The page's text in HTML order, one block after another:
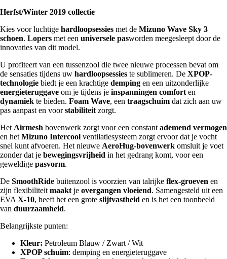
Herfst/Winter 2019 collectie
Kies voor luchtige hardloopsessies met de Mizuno Wave Sky 3
schoen. Lopers met een universele pasworden meegesleept door de
innovaties van dit model.
U profiteert van een tussenzool die twee nieuwe processen bevat om
de sensaties tijdens uw hardloopsessies te sublimeren. De XPOP-
technologie biedt je een krachtige demping en een uitzonderlijke
energieteruggave om je tijdens je inspanningen comfort en
dynamiek te bieden. Foam Wave, een traagschuim dat zich aan uw
pas aanpast en voorstabiliteit zorgt.
Het Airmesh bovenwerk zorgt voor een constant ademend vermogen
en het Mizuno Intercool ventilatiesysteem zorgt ervoor dat je vocht
snel kunt afvoeren. Het nieuwe AeroHug-bovenwerk omsluit je voet
zonder dat je bewegingsvrijheid in het gedrang komt, voor een
geweldige pasvorm.
De SmoothRide buitenzool is voorzien van talrijke flex-groeven en
zijn flexibiliteit maakt je overgangen vloeiend. Samengesteld uit een
EVA X-10, heeft het een grote slijtvastheid en is het een toonbeeld
van duurzaamheid.
Belangrijkste punten:
Kleur: Petroleum Blauw / Zwart / Wit
XPOP schuim: demping en energieteruggave